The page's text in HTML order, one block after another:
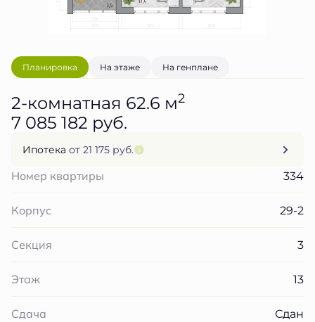
Планировка На этаже На генплане
2-комнатная 62.6 м2
7 085 182 руб.
Ипотека от 21 175 руб.
Номер квартиры 334
Корпус 29-2
Секция 3
Этаж 13
Сдача Сдан